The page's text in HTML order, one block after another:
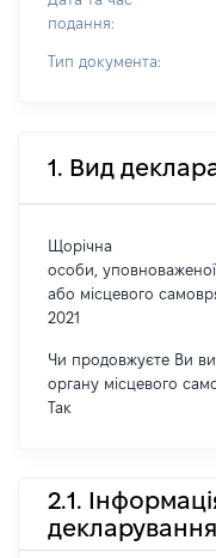
подання:
Тип документа:
1. Вид
Щорічна
особи,
або місцевого
2021
Чи продовжуєте Ви
органу місцевого
Так
2.1.
декларування